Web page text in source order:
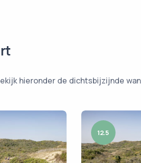
hieronder de dichtsbijzijnde
12.5